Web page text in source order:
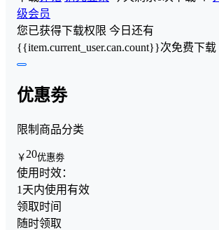
级会员
您已获得下载权限 今日还有
{{item.current_user.can.count}}次免费下载
优惠劵
限制商品分类
￥ 20优惠劵
使用时效：
1天内使用有效
领取时间
随时领取